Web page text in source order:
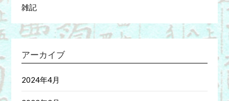
雑記
アーカイブ
2024年4月